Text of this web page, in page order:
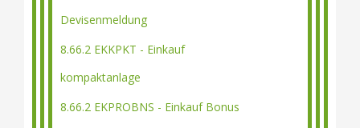
Devisenmeldung
8.66.2 EKKPKT - Einkauf
kompaktanlage
8.66.2 EKPROBNS - Einkauf Bonus